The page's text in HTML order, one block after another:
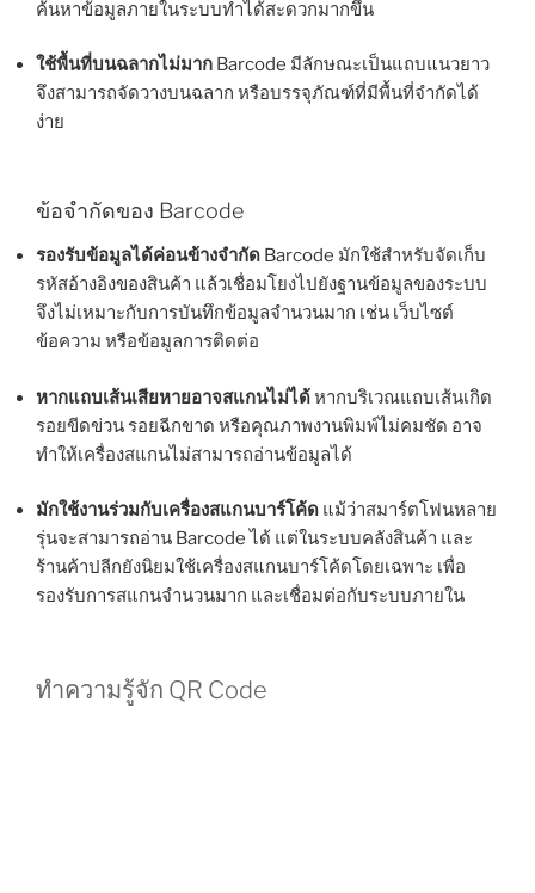
ค้นหาข้อมูลภายในระบบทำได้สะดวกมากขึ้น
ใช้พื้นที่บนฉลากไม่มาก Barcode มีลักษณะเป็นแถบแนวยาว
จึงสามารถจัดวางบนฉลาก หรือบรรจุภัณฑ์ที่มีพื้นที่จำกัดได้
ง่าย
ข้อจำกัดของ Barcode
รองรับข้อมูลได้ค่อนข้างจำกัด Barcode มักใช้สำหรับจัดเก็บ
รหัสอ้างอิงของสินค้า แล้วเชื่อมโยงไปยังฐานข้อมูลของระบบ
จึงไม่เหมาะกับการบันทึกข้อมูลจำนวนมาก เช่น เว็บไซต์
ข้อความ หรือข้อมูลการติดต่อ
หากแถบเส้นเสียหายอาจสแกนไม่ได้หากบริเวณแถบเส้นเกิด
รอยขีดข่วน รอยฉีกขาด หรือคุณภาพงานพิมพ์ไม่คมชัด อาจ
ทำให้เครื่องสแกนไม่สามารถอ่านข้อมูลได้
มักใช้งานร่วมกับเครื่องสแกนบาร์โค้ด แม้ว่าสมาร์ตโฟนหลาย
รุ่นจะสามารถอ่าน Barcode ได้ แต่ในระบบคลังสินค้า และ
ร้านค้าปลีกยังนิยมใช้เครื่องสแกนบาร์โค้ดโดยเฉพาะ เพื่อ
รองรับการสแกนจำนวนมาก และเชื่อมต่อกับระบบภายใน
ทำความรู้จัก QR Code